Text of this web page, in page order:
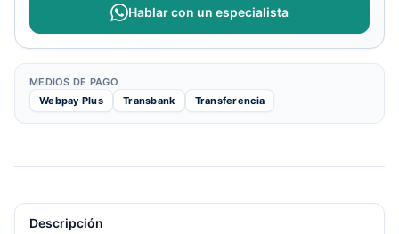
Hablar con un especialista
MEDIOS DE PAGO
Webpay Plus
Transbank Transferencia
Descripción